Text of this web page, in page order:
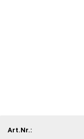
Art.Nr.: